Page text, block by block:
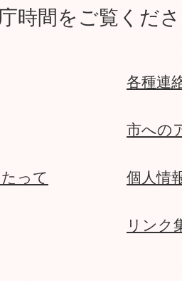
時間をご覧くだ
各種連
市への
って 個人情
リンク